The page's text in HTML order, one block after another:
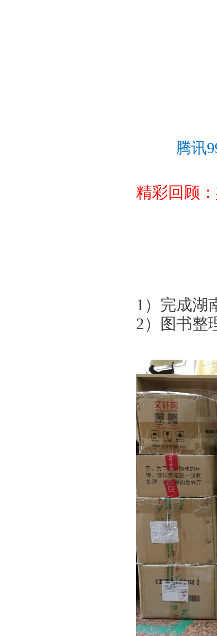
腾讯
精彩回顾：
1）完成湖
2）图书整